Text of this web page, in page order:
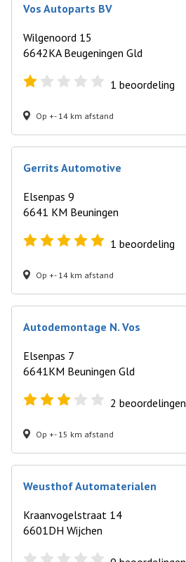
Vos Autoparts BV
Wilgenoord 15
6642KA Beugeningen Gld
1 beoordeling
Op +- 14 km afstand
Gerrits Automotive
Elsenpas 9
6641 KM Beuningen
1 beoordeling
Op +- 14 km afstand
Autodemontage N. Vos
Elsenpas 7
6641KM Beuningen Gld
2 beoordelingen
Op +- 15 km afstand
Weusthof Automaterialen
Kraanvogelstraat 14
6601DH Wijchen